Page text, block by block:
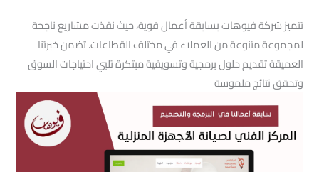
تتميز شركة فيوهات بسابقة أعمال قوية، حيث نفذت مشاريع ناجحة
لمجموعة متنوعة من العملاء في مختلف القطاعات. تضمن خبرتنا
العميقة تقديم حلول برمجية وتسويقية مبتكرة تلبي احتياجات السوق
وتحقق نتائج ملموسة